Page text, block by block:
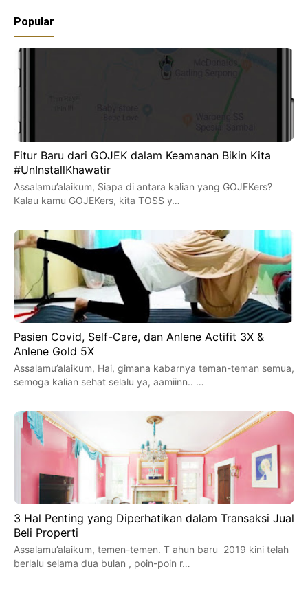
Popular
Fitur Baru dari GOJEK dalam Keamanan Bikin Kita
#UnInstallKhawatir
Assalamu’alaikum, Siapa di antara kalian yang GOJEKers?
Kalau kamu GOJEKers, kita TOSS y…
Pasien Covid, Self-Care, dan Anlene Actifit 3X &
Anlene Gold 5X
Assalamu’alaikum, Hai, gimana kabarnya teman-teman semua,
semoga kalian sehat selalu ya, aamiinn.. …
3 Hal Penting yang Diperhatikan dalam Transaksi Jual
Beli Properti
Assalamu’alaikum, temen-temen. T ahun baru 2019 kini telah
berlalu selama dua bulan , poin-poin r…